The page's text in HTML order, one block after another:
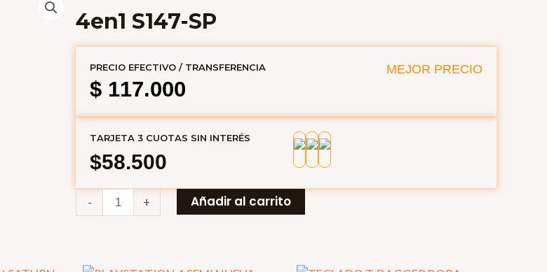
4en1 S147-SP
PRECIO EFECTIVO / TRANSFERENCIA
$ 117.000
MEJOR PRECIO
TARJETA 3 CUOTAS SIN INTERÉS
$58.500
-
TECLADO
+ Añadir al carrito